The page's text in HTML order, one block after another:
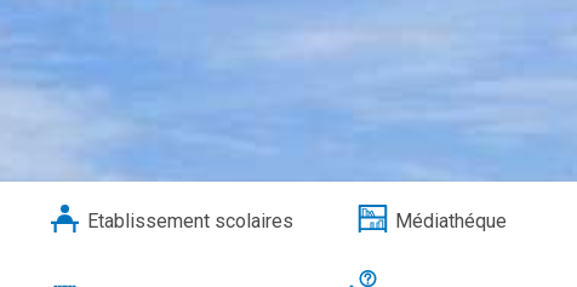
Etablissement scolaires Médiathéque